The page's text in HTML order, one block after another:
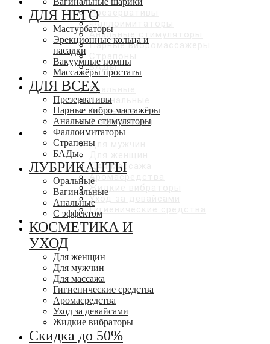
Презервативы
Фаллоимитаторы
Анальные стимуляторы
Парные вибромассажеры
БАДы
ЛУБРИКАНТЫ
Оральные
Вагинальные
Анальные
С эффектами
КОСМЕТИКА И УХОД
Для мужчин
Для массажа
Аромасредства
Жидкие вибраторы
Уход за девайсами
Гигиенические средства
СКИДКИ ДО 50%
ДЛЯ НЕГО
Мастурбаторы
Эрекционные кольца и
насадки
Вакуумные помпы
Массажёры простаты
ДЛЯ ВСЕХ
Презервативы
Парные вибро массажёры
Анальные стимуляторы
Фаллоимитаторы
Страпоны
БАДы
ЛУБРИКАНТЫ
Оральные
Вагинальные
Анальные
С эффектом
КОСМЕТИКА И
УХОД
Для женщин
Для мужчин
Для массажа
Гигиенические средства
Аромасредства
Уход за девайсами
Жидкие вибраторы
Скидка до 50%